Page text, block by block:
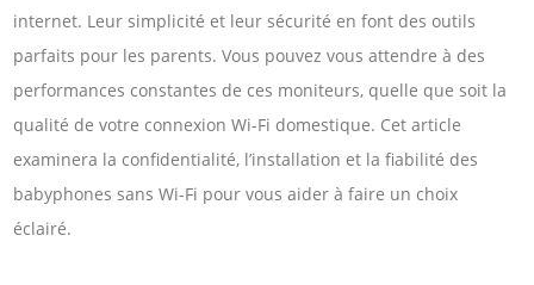
internet. Leur simplicité et leur sécurité en font des outils
parfaits pour les parents. Vous pouvez vous attendre à des
performances constantes de ces moniteurs, quelle que soit la
qualité de votre connexion Wi-Fi domestique. Cet article
examinera la confidentialité, l’installation et la fiabilité des
babyphones sans Wi-Fi pour vous aider à faire un choix
éclairé.